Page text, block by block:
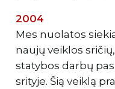
2004
Mes nuolatos
naujų veiklos
statybos darbų
srityje. Šią veiklą